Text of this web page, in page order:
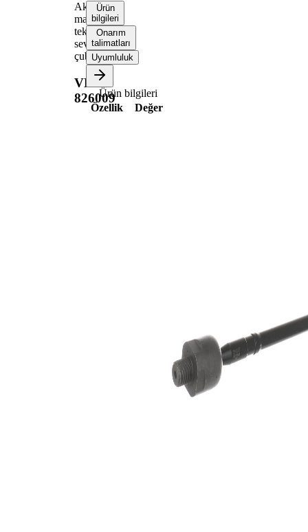
Aksiyel
mafsal,
tekerlek
sevk
çubuğu
VKDY
826009
Ürün
bilgileri
Onarım
talimatları
Uyumluluk
Ürün bilgileri
Özellik
Değer